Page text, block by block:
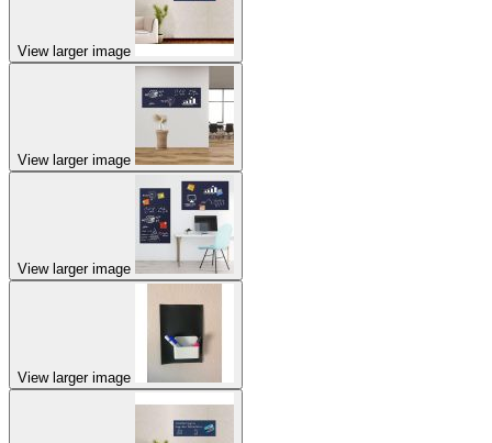
View larger image
View larger image
View larger image
View larger image